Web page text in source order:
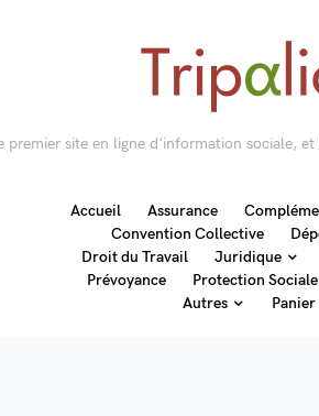
premier site en ligne d'information sociale, et
Accueil Assurance
Convention Collective
Droit du Travail
Juridique
Prévoyance
Protection Sociale
Autres
Panier